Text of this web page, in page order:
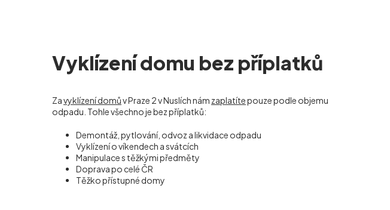
Vyklízení domu bez příplatků
Zavyklízení domův Praze 2 v Nuslích nám zaplatítepouze podle objemu
odpadu. Tohle všechno je bez příplatků:
Demontáž, pytlování, odvoz a likvidace odpadu
Vyklízení o víkendech a svátcích
Manipulace s těžkými předměty
Doprava po celé ČR
Těžko přístupné domy